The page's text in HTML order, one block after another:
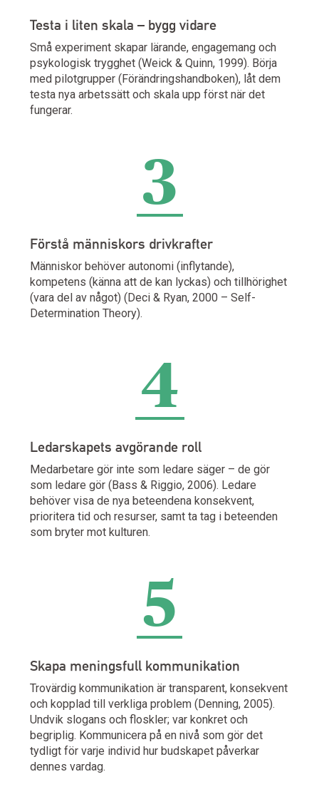
Testa i liten skala – bygg vidare
Små experiment skapar lärande, engagemang och
psykologisk trygghet (Weick & Quinn, 1999). Börja
med pilotgrupper (Förändringshandboken), låt dem
testa nya arbetssätt och skala upp först när det
fungerar.
3
Förstå människors drivkrafter
Människor behöver autonomi (inflytande),
kompetens (känna att de kan lyckas) och tillhörighet
(vara del av något) (Deci & Ryan, 2000 – Self-
Determination Theory).
4
Ledarskapets avgörande roll
Medarbetare gör inte som ledare säger – de gör
som ledare gör (Bass & Riggio, 2006). Ledare
behöver visa de nya beteendena konsekvent,
prioritera tid och resurser, samt ta tag i beteenden
som bryter mot kulturen.
5
Skapa meningsfull kommunikation
Trovärdig kommunikation är transparent, konsekvent
och kopplad till verkliga problem (Denning, 2005).
Undvik slogans och floskler; var konkret och
begriplig. Kommunicera på en nivå som gör det
tydligt för varje individ hur budskapet påverkar
dennes vardag.